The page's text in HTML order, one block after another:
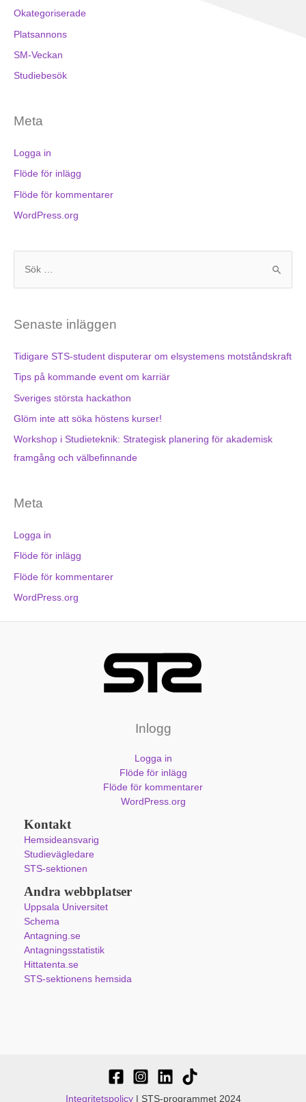
Okategoriserade
Platsannons
SM-Veckan
Studiebesök
Meta
Logga in
Flöde för inlägg
Flöde för kommentarer
WordPress.org
ö
e
r
:
Senaste inläggen
Tidigare STS-student disputerar om elsystemens motståndskraft
Tips på kommande event om karriär
Sveriges största hackathon
Glöm inte att söka höstens kurser!
Workshop i Studieteknik: Strategisk planering för akademisk
framgång och välbefinnande
Meta
Logga in
Flöde för inlägg
Flöde för kommentarer
WordPress.org
Inlogg
Logga in
Flöde för inlägg
Flöde för kommentarer
WordPress.org
Kontakt
Hemsideansvarig
Studievägledare
STS-sektionen
Andra webbplatser
Uppsala Universitet
Schema
Antagning.se
Antagningsstatistik
Hittatenta.se
STS-sektionens hemsida
Integritetspolicy| STS-programmet 2024